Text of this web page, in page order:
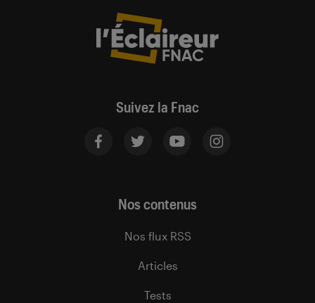
Suivez la Fnac
Nos contenus
Nos flux RSS
Articles
Tests